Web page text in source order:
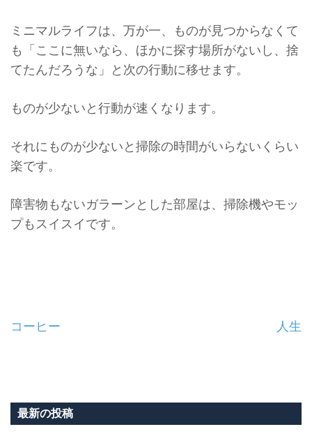
ミニマルライフは、万が一、ものが見つからなくて
も「 ここに無いなら、ほかに探す場所がないし、捨
てたんだろうな」
と次の行動に移せます。
ものが少ないと行動が速くなります。
それにものが少ないと掃除の時間がいらないくらい
楽です。
障害物もないガラーンとした部屋は、 掃除機やモッ
プもスイスイです。
投
ビ
コーヒー 人生
最新の投稿